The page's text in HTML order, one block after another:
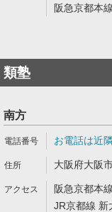
阪急京都本
類塾
南方
お電話は近
大阪府大阪
阪急京都本
JR京都線 新